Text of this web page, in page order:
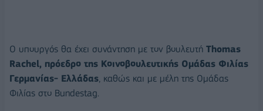
Ο υπουργός θα έχει συνάντηση με τον βουλευτή Thomas
Rachel, πρόεδρο της Κοινοβουλευτικής Ομάδας Φιλίας
Γερμανίας- Ελλάδας, καθώς και με μέλη της Ομάδας
Φιλίας στο Bundestag.